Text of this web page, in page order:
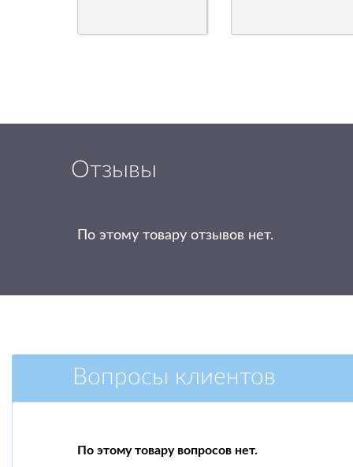
Отзывы
По этому товару отзывов нет.
Вопросы клиентов
По этому товару вопросов нет.